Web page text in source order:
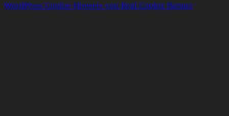
WordPress Cookie Hinweis von Real Cookie Banner